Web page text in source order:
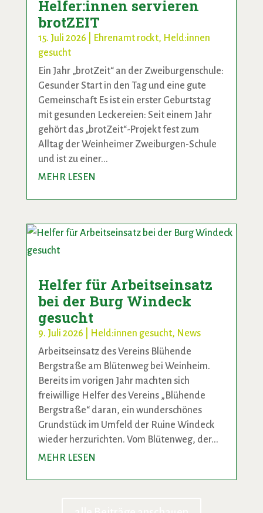
Helfer:innen servieren
brotZEIT
15. Juli 2026 Ehrenamt rockt, Held:innen
gesucht
Ein Jahr „brotZeit“ an der Zweiburgenschule:
Gesunder Start in den Tag und eine gute
Gemeinschaft Es ist ein erster Geburtstag
mit gesunden Leckereien: Seit einem Jahr
gehört das „brotZeit“-Projekt fest zum
Alltag der Weinheimer Zweiburgen-Schule
und ist zu einer...
MEHR LESEN
Helfer für Arbeitseinsatz
bei der Burg Windeck
gesucht
9. Juli 2026 Held:innen gesucht, News
Arbeitseinsatz des Vereins Blühende
Bergstraße am Blütenweg bei Weinheim.
Bereits im vorigen Jahr machten sich
freiwillige Helfer des Vereins „Blühende
Bergstraße“ daran, ein wunderschönes
Grundstück im Umfeld der Ruine Windeck
wieder herzurichten. Vom Blütenweg, der...
MEHR LESEN